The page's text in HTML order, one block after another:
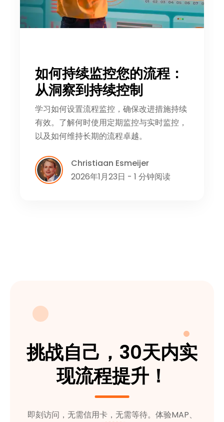
如何持续监控您的流程：
从洞察到持续控制
学习如何设置流程监控，确保改进措施持续
有效。了解何时使用定期监控与实时监控，
以及如何维持长期的流程卓越。
Christiaan Esmeijer
2026年1月23日 - 1 分钟阅读
挑战自己，30天内实
现流程提升！
即刻访问，无需信用卡，无需等待。体验MAP、